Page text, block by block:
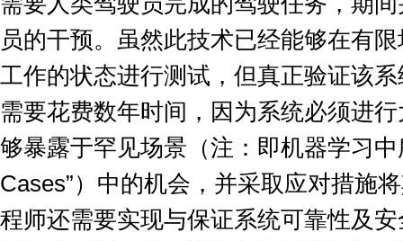
员的干预。虽然此技术已经能够在有
工作的状态进行测试，但真正验证该
需要花费数年时间，因为系统必须进
够暴露于罕见场景（注：即机器学习
Cases”）中的机会，并采取应对措施
程师还需要实现与保证系统可靠性及